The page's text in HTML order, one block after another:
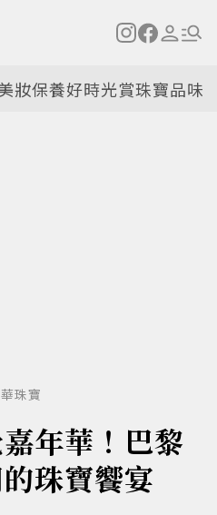
妝保養好時光賞珠寶品味
珠寶
年華！巴黎
珠寶饗宴